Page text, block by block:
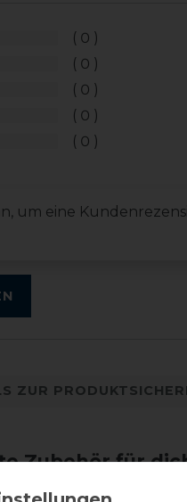
0
0
0
0
0
um eine
ZUR
Zubehör für